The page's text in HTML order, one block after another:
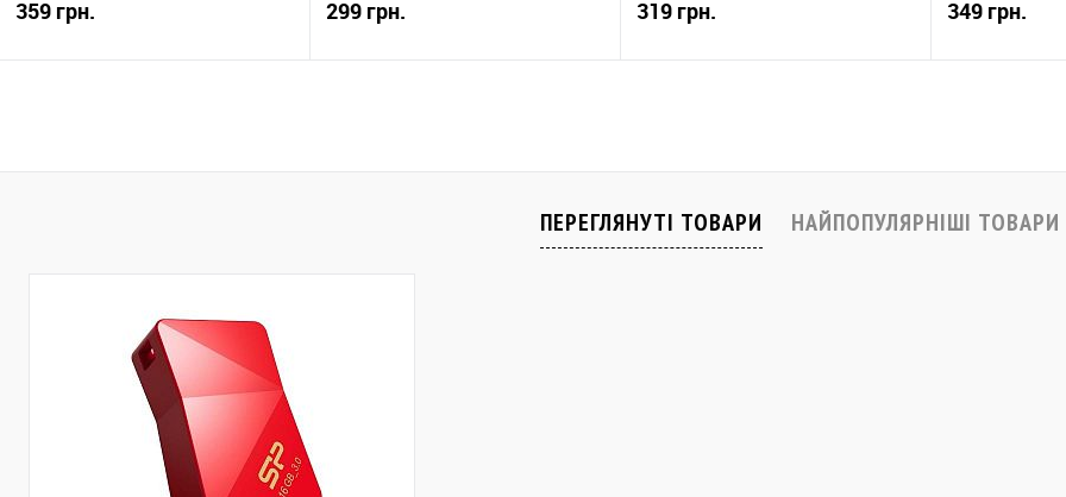
359 грн. 299 грн. 319 грн. 349 грн.
ПЕРЕГЛЯНУТІ ТОВАРИ НАЙПОПУЛЯРНІШІ ТОВАРИ